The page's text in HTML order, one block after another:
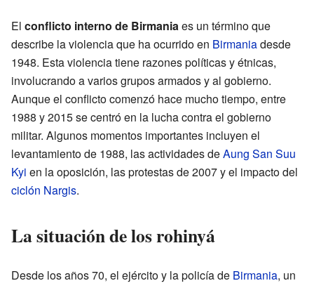
El conflicto interno de Birmaniaes un término que
describe la violencia que ha ocurrido en Birmaniadesde
1948. Esta violencia tiene razones políticas y étnicas,
involucrando a varios grupos armados y al gobierno.
Aunque el conflicto comenzó hace mucho tiempo, entre
1988 y 2015 se centró en la lucha contra el gobierno
militar. Algunos momentos importantes incluyen el
levantamiento de 1988, las actividades deAung San Suu
Kyi en la oposición, las protestas de 2007 y el impacto del
ciclón Nargis.
La situación de los rohinyá
Desde los años 70, el ejército y la policía de Birmania, un